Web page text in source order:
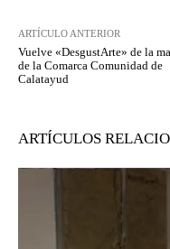
ARTÍCULO ANTERIOR
Vuelve «DesgustArte» de la
de la Comarca Comunidad de
Calatayud
ARTÍCULOS